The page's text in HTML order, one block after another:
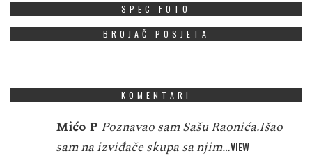
SPEC FOTO
BROJAČ POSJETA
KOMENTARI
Mićo P Poznavao sam Sašu Raonića.Išao
sam na izviđače skupa sa njim…VIEW